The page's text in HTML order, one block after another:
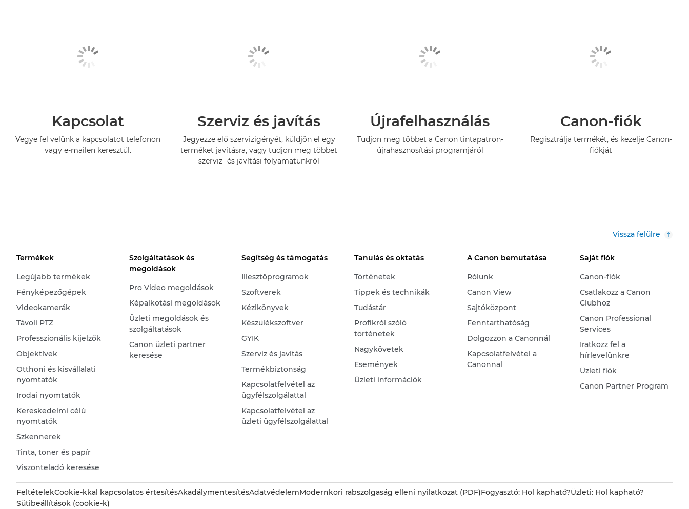
Kapcsolat
Vegye fel velünk a kapcsolatot telefonon
vagy e-mailen keresztül.
Szerviz és javítás
Jegyezze elő szervizigényét, küldjön el egy
terméket javításra, vagy tudjon meg többet
szerviz- és javítási folyamatunkról
Újrafelhasználás
Tudjon meg többet a Canon tintapatron-
újrahasznosítási programjáról
Canon-fiók
Regisztrálja termékét, és kezelje Canon-
fiókját
Vissza felülre
Termékek
Legújabb termékek
Fényképezőgépek
Videokamerák
Távoli PTZ
Professzionális kijelzők
Objektívek
Otthoni és kisvállalati
nyomtatók
Irodai nyomtatók
Kereskedelmi célú
nyomtatók
Szkennerek
Tinta, toner és papír
Viszonteladó keresése
Szolgáltatások és
megoldások
Pro Video megoldások
Képalkotási megoldások
Üzleti megoldások és
szolgáltatások
Canon üzleti partner
keresése
Segítség és támogatás
Illesztőprogramok
Szoftverek
Kézikönyvek
Készülékszoftver
GYIK
Szerviz és javítás
Termékbiztonság
Kapcsolatfelvétel az
ügyfélszolgálattal
Kapcsolatfelvétel az
üzleti ügyfélszolgálattal
Tanulás és oktatás
Történetek
Tippek és technikák
Tudástár
Profikról szóló
történetek
Nagykövetek
Események
Üzleti információk
A Canon bemutatása
Rólunk
Canon View
Sajtóközpont
Fenntarthatóság
Dolgozzon a Canonnál
Kapcsolatfelvétel a
Canonnal
Saját fiók
Canon-fiók
Csatlakozz a Canon
Clubhoz
Canon Professional
Services
Iratkozz fel a
hírlevelünkre
Üzleti fiók
Canon Partner Program
FeltételekCookie-kkal kapcsolatos értesítésAkadálymentesítésAdatvédelemModernkori rabszolgaság elleni nyilatkozat (PDF)Fogyasztó: Hol kapható?Üzleti: Hol kapható?
Sütibeállítások (cookie-k)